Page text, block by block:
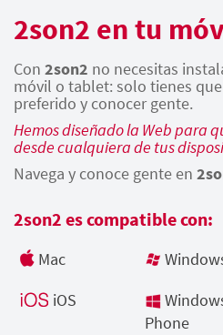
2son2 en tu
Con 2son2 no necesitas
móvil o tablet: solo tienes
preferido y conocer gente.
Hemos diseñado la Web para
desde cualquiera de tus
Navega y conoce gente en
2son2 es compatible con:
Mac
iOS
Phone